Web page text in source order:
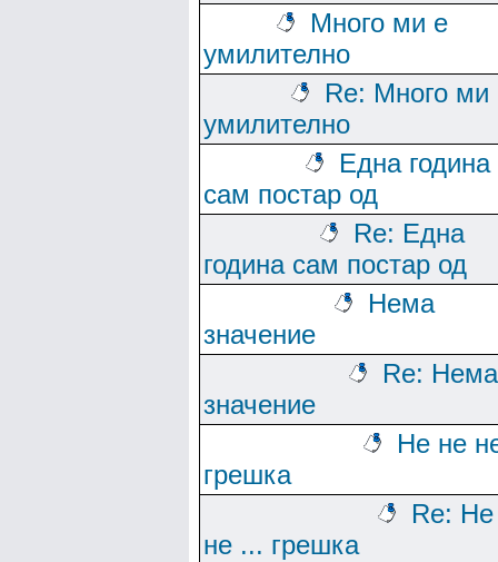
Много ми е
умилително
Re: Много ми
умилително
Една година
сам постар од
Re: Една
година сам постар од
Нема
значение
Re: Нема
значение
Не не
грешка
Re:
не ... грешка